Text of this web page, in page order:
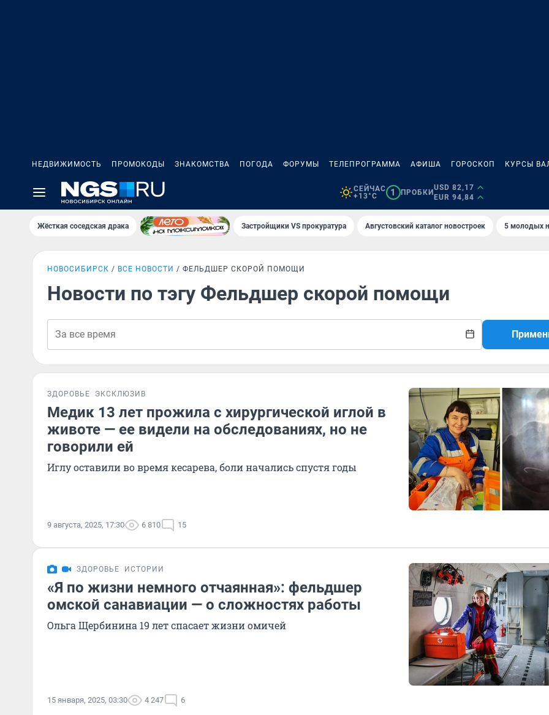
НЕДВИЖИМОСТЬ ПРОМОКОДЫ ЗНАКОМСТВА ПОГОДА ФОРУМЫ ТЕЛЕПРОГРАММА АФИША ГОРОСКОП КУРСЫ
СЕЙЧАС
+13°C
1 ПРОБКИ
USD 82,17
EUR 94,84
Жёсткая соседская драка Застройщики VS прокуратура Августовский каталог новостроек 5 молодых
НОВОСИБИРСК ВСЕ НОВОСТИ ФЕЛЬДШЕР СКОРОЙ ПОМОЩИ
Новости по тэгу Фельдшер скорой помощи
ЗДОРОВЬЕ ЭКСКЛЮЗИВ
Медик 13 лет прожила с хирургической иглой в
животе — ее видели на обследованиях, но не
говорили ей
Иглу оставили во время кесарева, боли начались спустя годы
9 августа, 2025, 17:30 6 810 15
ЗДОРОВЬЕ ИСТОРИИ
«Я по жизни немного отчаянная»: фельдшер
омской санавиации — о сложностях работы
Ольга Щербинина 19 лет спасает жизни омичей
15 января, 2025, 03:30 4 247 6